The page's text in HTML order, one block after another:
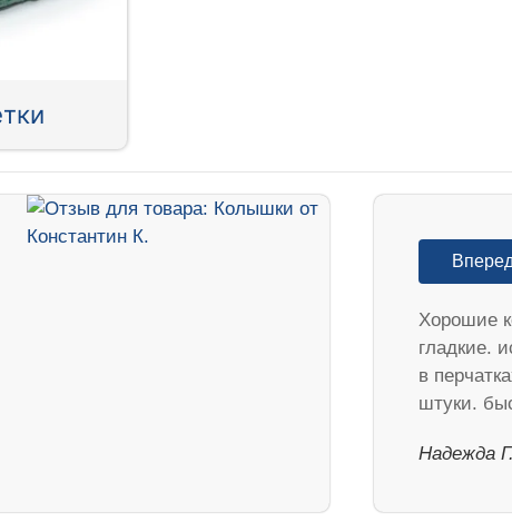
Вперед
Хорошие
гладкие.
в
штуки.
Надежда